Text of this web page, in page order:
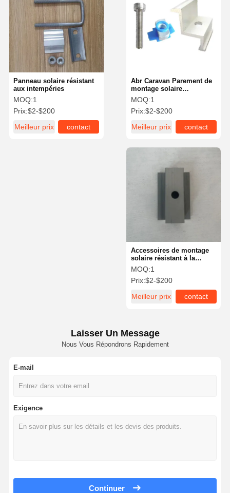
Nous
Contactez-
Nouvelles
Les Affaires
support sismique de plateau de câbles
Abr Caravan Parement de
montage solaire
accessoires des supports
de fermeture de bout
MOQ:1
Prix:$2-$200
Meilleur prix
contact
Panneau solaire résistant
aux intempéries
MOQ:1
Prix:$2-$200
Meilleur prix
contact
Accessoires de montage
solaire résistant à la
rouille
MOQ:1
Prix:$2-$200
Meilleur prix
contact
Laisser Un Message
Nous Vous Répondrons Rapidement
E-mail
Exigence
Continuer